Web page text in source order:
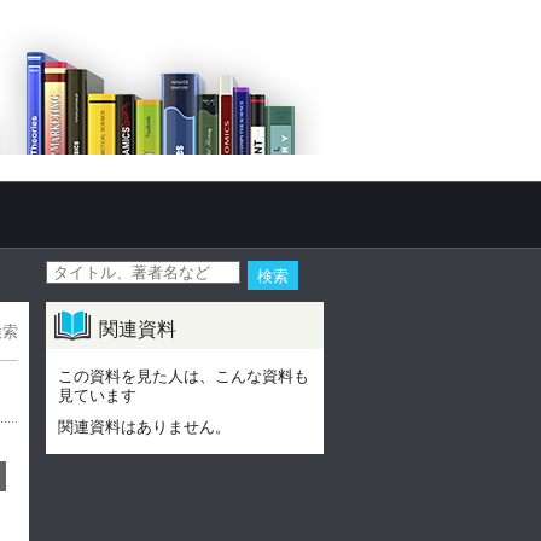
関連資料
この資料を見た人は、こんな資料も
見ています
関連資料はありません。